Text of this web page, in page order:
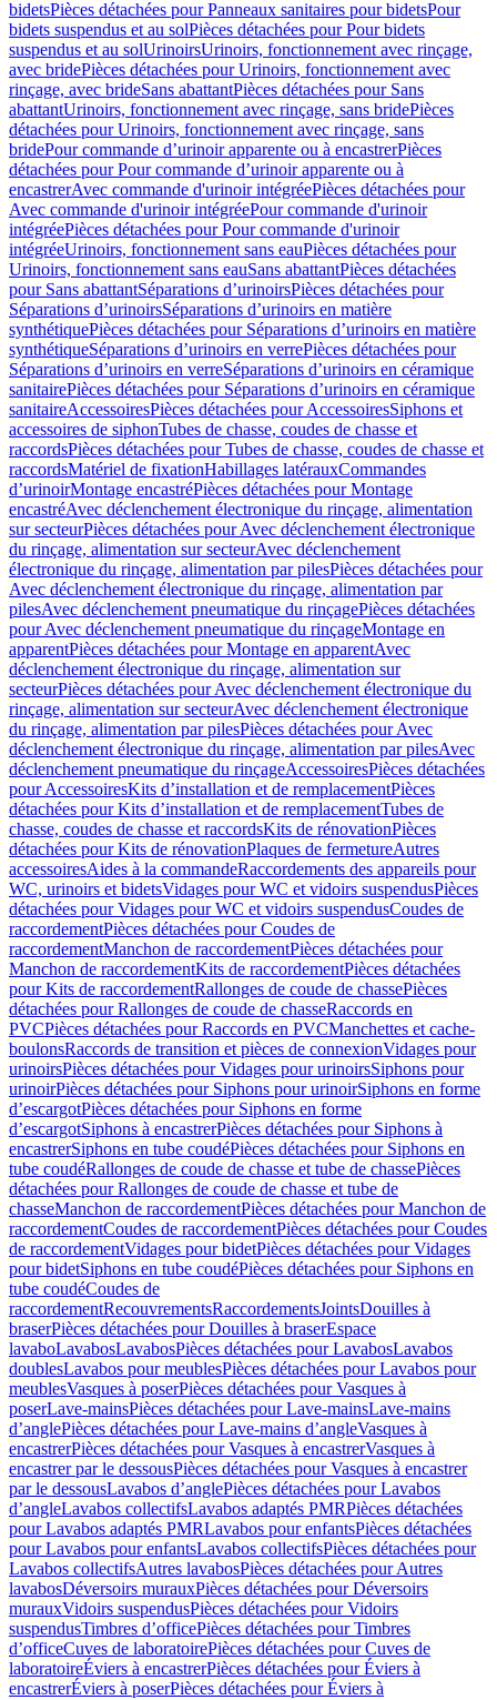
bidetsPièces détachées pour Panneaux sanitaires pour bidetsPour
bidets suspendus et au solPièces détachées pour Pour bidets
suspendus et au solUrinoirsUrinoirs, fonctionnement avec rinçage,
avec bridePièces détachées pour Urinoirs, fonctionnement avec
rinçage, avec brideSans abattantPièces détachées pour Sans
abattantUrinoirs, fonctionnement avec rinçage, sans bridePièces
détachées pour Urinoirs, fonctionnement avec rinçage, sans
bridePour commande d’urinoir apparente ou à encastrerPièces
détachées pour Pour commande d’urinoir apparente ou à
encastrerAvec commande d'urinoir intégréePièces détachées pour
Avec commande d'urinoir intégréePour commande d'urinoir
intégréePièces détachées pour Pour commande d'urinoir
intégréeUrinoirs, fonctionnement sans eauPièces détachées pour
Urinoirs, fonctionnement sans eauSans abattantPièces détachées
pour Sans abattantSéparations d’urinoirsPièces détachées pour
Séparations d’urinoirsSéparations d’urinoirs en matière
synthétiquePièces détachées pour Séparations d’urinoirs en matière
synthétiqueSéparations d’urinoirs en verrePièces détachées pour
Séparations d’urinoirs en verreSéparations d’urinoirs en céramique
sanitairePièces détachées pour Séparations d’urinoirs en céramique
sanitaireAccessoiresPièces détachées pour AccessoiresSiphons et
accessoires de siphonTubes de chasse, coudes de chasse et
raccordsPièces détachées pour Tubes de chasse, coudes de chasse et
raccordsMatériel de fixationHabillages latérauxCommandes
dʼurinoirMontage encastréPièces détachées pour Montage
encastréAvec déclenchement électronique du rinçage, alimentation
sur secteurPièces détachées pour Avec déclenchement électronique
du rinçage, alimentation sur secteurAvec déclenchement
électronique du rinçage, alimentation par pilesPièces détachées pour
Avec déclenchement électronique du rinçage, alimentation par
pilesAvec déclenchement pneumatique du rinçagePièces détachées
pour Avec déclenchement pneumatique du rinçageMontage en
apparentPièces détachées pour Montage en apparentAvec
déclenchement électronique du rinçage, alimentation sur
secteurPièces détachées pour Avec déclenchement électronique du
rinçage, alimentation sur secteurAvec déclenchement électronique
du rinçage, alimentation par pilesPièces détachées pour Avec
déclenchement électronique du rinçage, alimentation par pilesAvec
déclenchement pneumatique du rinçageAccessoiresPièces détachées
pour AccessoiresKits d’installation et de remplacementPièces
détachées pour Kits d’installation et de remplacementTubes de
chasse, coudes de chasse et raccordsKits de rénovationPièces
détachées pour Kits de rénovationPlaques de fermetureAutres
accessoiresAides à la commandeRaccordements des appareils pour
WC, urinoirs et bidetsVidages pour WC et vidoirs suspendusPièces
détachées pour Vidages pour WC et vidoirs suspendusCoudes de
raccordementPièces détachées pour Coudes de
raccordementManchon de raccordementPièces détachées pour
Manchon de raccordementKits de raccordementPièces détachées
pour Kits de raccordementRallonges de coude de chassePièces
détachées pour Rallonges de coude de chasseRaccords en
PVCPièces détachées pour Raccords en PVCManchettes et cache-
boulonsRaccords de transition et pièces de connexionVidages pour
urinoirsPièces détachées pour Vidages pour urinoirsSiphons pour
urinoirPièces détachées pour Siphons pour urinoirSiphons en forme
d’escargotPièces détachées pour Siphons en forme
d’escargotSiphons à encastrerPièces détachées pour Siphons à
encastrerSiphons en tube coudéPièces détachées pour Siphons en
tube coudéRallonges de coude de chasse et tube de chassePièces
détachées pour Rallonges de coude de chasse et tube de
chasseManchon de raccordementPièces détachées pour Manchon de
raccordementCoudes de raccordementPièces détachées pour Coudes
de raccordementVidages pour bidetPièces détachées pour Vidages
pour bidetSiphons en tube coudéPièces détachées pour Siphons en
tube coudéCoudes de
raccordementRecouvrementsRaccordementsJointsDouilles à
braserPièces détachées pour Douilles à braserEspace
lavaboLavabosLavabosPièces détachées pour LavabosLavabos
doublesLavabos pour meublesPièces détachées pour Lavabos pour
meublesVasques à poserPièces détachées pour Vasques à
poserLave-mainsPièces détachées pour Lave-mainsLave-mains
d’anglePièces détachées pour Lave-mains d’angleVasques à
encastrerPièces détachées pour Vasques à encastrerVasques à
encastrer par le dessousPièces détachées pour Vasques à encastrer
par le dessousLavabos d’anglePièces détachées pour Lavabos
d’angleLavabos collectifsLavabos adaptés PMRPièces détachées
pour Lavabos adaptés PMRLavabos pour enfantsPièces détachées
pour Lavabos pour enfantsLavabos collectifsPièces détachées pour
Lavabos collectifsAutres lavabosPièces détachées pour Autres
lavabosDéversoirs murauxPièces détachées pour Déversoirs
murauxVidoirs suspendusPièces détachées pour Vidoirs
suspendusTimbres dʼofficePièces détachées pour Timbres
dʼofficeCuves de laboratoirePièces détachées pour Cuves de
laboratoireÉviers à encastrerPièces détachées pour Éviers à
encastrerÉviers à poserPièces détachées pour Éviers à